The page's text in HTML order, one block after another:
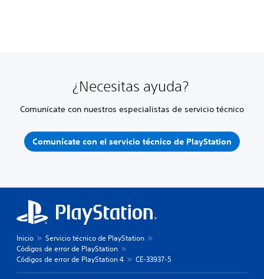
¿Necesitas ayuda?
Comunícate con nuestros especialistas de servicio técnico
Comunícate con el servicio técnico de PlayStation
Inicio
Servicio técnico de PlayStation
Códigos de error de PlayStation
Códigos de error de PlayStation 4
CE-33937-5